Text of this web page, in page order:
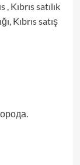
, Kıbrıs satılık
Kıbrıs satış